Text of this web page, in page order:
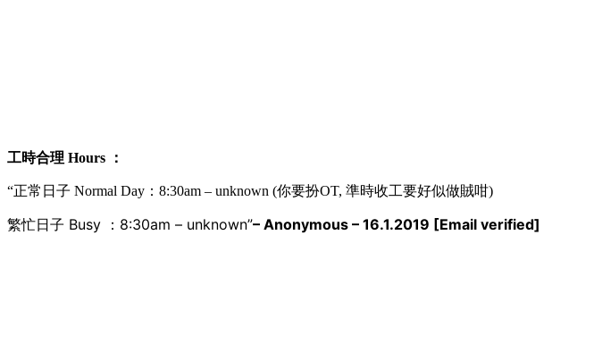
工時合理 Hours ：
“正常日子 Normal Day：8:30am – unknown (你要扮OT, 準時收工要好似做賊咁)
繁忙日子 Busy ：8:30am – unknown”– Anonymous – 16.1.2019 [Email verified]